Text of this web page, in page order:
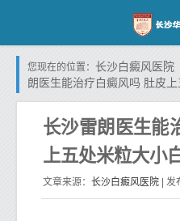
您现在的位置： 长沙白癜风医院
朗医生能治疗白癜风吗 肚皮
长沙雷朗医生能
上五处米粒大小
文章来源： 长沙白癜风医院 |